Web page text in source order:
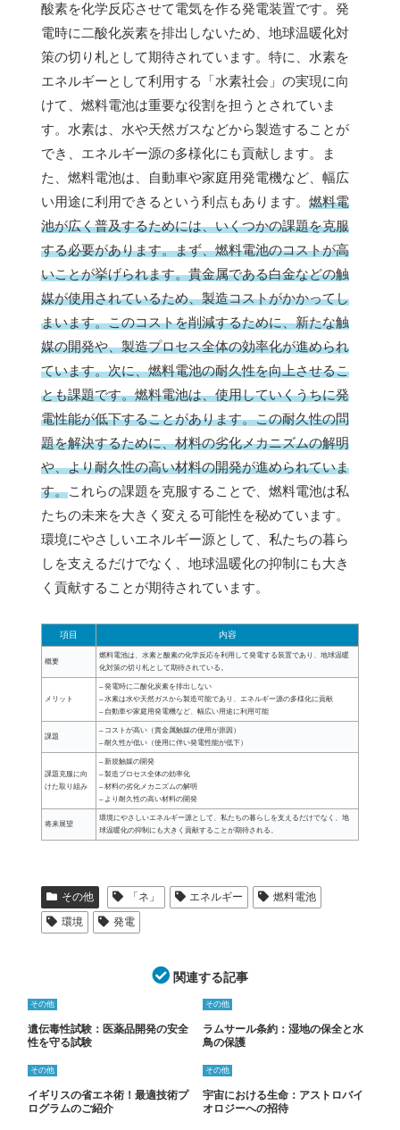
酸素を化学反応させて電気を作る発電装置です。発
電時に二酸化炭素を排出しないため、地球温暖化対
策の切り札として期待されています。特に、水素を
エネルギーとして利用する「水素社会」の実現に向
けて、燃料電池は重要な役割を担うとされていま
す。水素は、水や天然ガスなどから製造することが
でき、エネルギー源の多様化にも貢献します。ま
た、燃料電池は、自動車や家庭用発電機など、幅広
い用途に利用できるという利点もあります。 燃料電
池が広く普及するためには、いくつかの課題を克服
する必要があります。まず、燃料電池のコストが高
いことが挙げられます。貴金属である白金などの触
媒が使用されているため、製造コストがかかってし
まいます。このコストを削減するために、新たな触
媒の開発や、製造プロセス全体の効率化が進められ
ています。次に、燃料電池の耐久性を向上させるこ
とも課題です。燃料電池は、使用していくうちに発
電性能が低下することがあります。この耐久性の問
題を解決するために、材料の劣化メカニズムの解明
や、より耐久性の高い材料の開発が進められていま
す。これらの課題を克服することで、燃料電池は私
たちの未来を大きく変える可能性を秘めています。
環境にやさしいエネルギー源として、私たちの暮ら
しを支えるだけでなく、地球温暖化の抑制にも大き
く貢献することが期待されています。
項目 内容
概要
燃料電池は、水素と酸素の化学反応を利用して発電する装置であり、地球温暖
化対策の切り札として期待されている。
メリット
– 発電時に二酸化炭素を排出しない
– 水素は水や天然ガスから製造可能であり、エネルギー源の多様化に貢献
– 自動車や家庭用発電機など、幅広い用途に利用可能
課題
– コストが高い（貴金属触媒の使用が原因）
– 耐久性が低い（使用に伴い発電性能が低下）
課題克服に向
けた取り組み
– 新規触媒の開発
– 製造プロセス全体の効率化
– 材料の劣化メカニズムの解明
– より耐久性の高い材料の開発
将来展望
環境にやさしいエネルギー源として、私たちの暮らしを支えるだけでなく、地
球温暖化の抑制にも大きく貢献することが期待される。
その他 「ネ」 エネルギー
燃料電池
環境
発電
関連する記事
その他
遺伝毒性試験：医薬品開発の安全
性を守る試験
その他
ラムサール条約：湿地の保全と水
鳥の保護
その他
イギリスの省エネ術！最適技術プ
ログラムのご紹介
その他
宇宙における生命：アストロバイ
オロジーへの招待